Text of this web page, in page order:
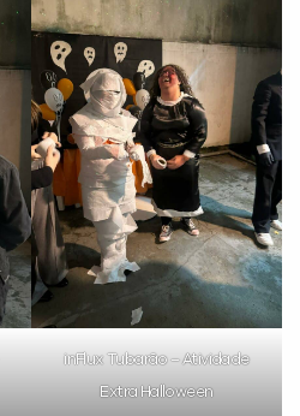
inFlux Tubarão – Atividade
Extra Halloween